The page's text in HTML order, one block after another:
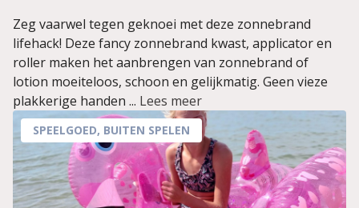
Zeg vaarwel tegen geknoei met deze zonnebrand
lifehack! Deze fancy zonnebrand kwast, applicator en
roller maken het aanbrengen van zonnebrand of
lotion moeiteloos, schoon en gelijkmatig. Geen vieze
plakkerige handen ... Lees meer
SPEELGOED, BUITEN SPELEN